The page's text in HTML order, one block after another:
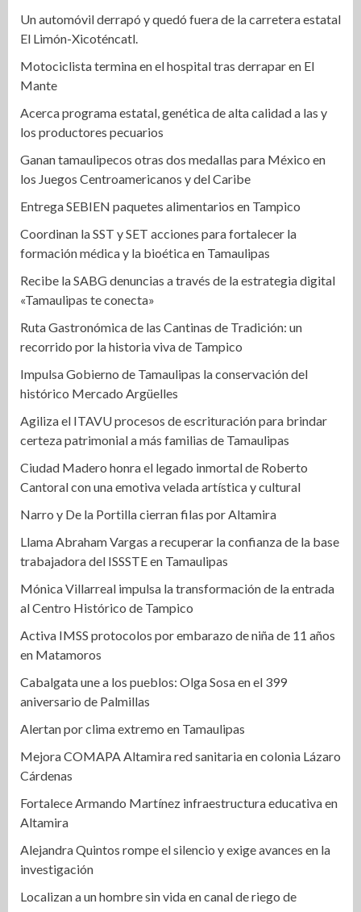
Un automóvil derrapó y quedó fuera de la carretera estatal
El Limón-Xicoténcatl.
Motociclista termina en el hospital tras derrapar en El
Mante
Acerca programa estatal, genética de alta calidad a las y
los productores pecuarios
Ganan tamaulipecos otras dos medallas para México en
los Juegos Centroamericanos y del Caribe
Entrega SEBIEN paquetes alimentarios en Tampico
Coordinan la SST y SET acciones para fortalecer la
formación médica y la bioética en Tamaulipas
Recibe la SABG denuncias a través de la estrategia digital
«Tamaulipas te conecta»
Ruta Gastronómica de las Cantinas de Tradición: un
recorrido por la historia viva de Tampico
Impulsa Gobierno de Tamaulipas la conservación del
histórico Mercado Argüelles
Agiliza el ITAVU procesos de escrituración para brindar
certeza patrimonial a más familias de Tamaulipas
Ciudad Madero honra el legado inmortal de Roberto
Cantoral con una emotiva velada artística y cultural
Narro y De la Portilla cierran filas por Altamira
Llama Abraham Vargas a recuperar la confianza de la base
trabajadora del ISSSTE en Tamaulipas
Mónica Villarreal impulsa la transformación de la entrada
al Centro Histórico de Tampico
Activa IMSS protocolos por embarazo de niña de 11 años
en Matamoros
Cabalgata une a los pueblos: Olga Sosa en el 399
aniversario de Palmillas
Alertan por clima extremo en Tamaulipas
Mejora COMAPA Altamira red sanitaria en colonia Lázaro
Cárdenas
Fortalece Armando Martínez infraestructura educativa en
Altamira
Alejandra Quintos rompe el silencio y exige avances en la
investigación
Localizan a un hombre sin vida en canal de riego de